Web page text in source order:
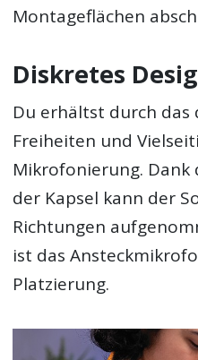
Montageflächen
Diskretes
Du erhältst durch das
Freiheiten und
Mikrofonierung.
der Kapsel kann der
Richtungen
ist das
Platzierung.